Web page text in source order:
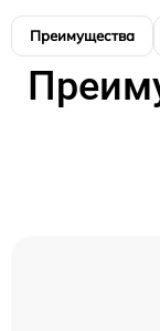
Преимущества